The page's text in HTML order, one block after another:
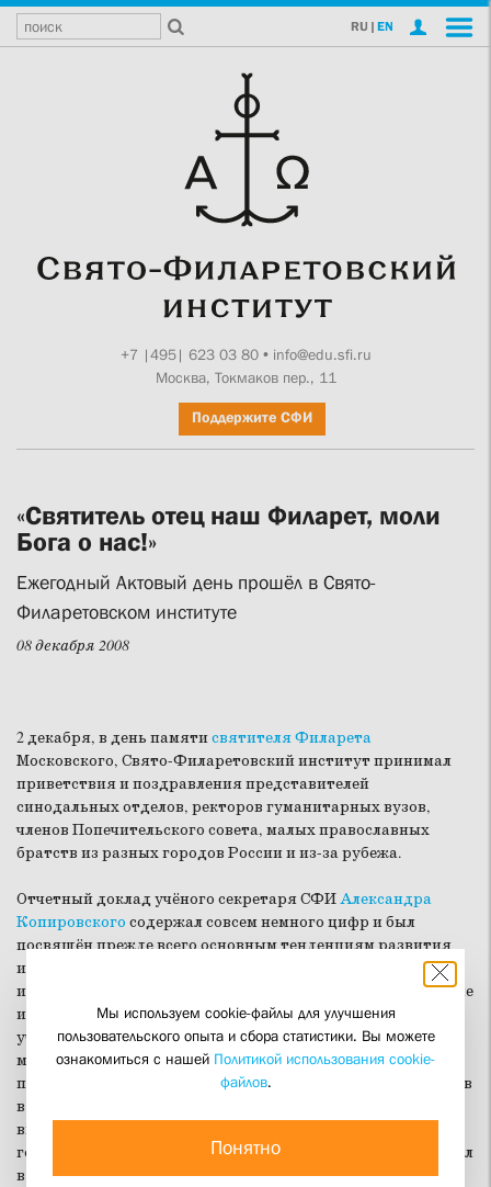
RU | EN
+7 |495| 623 03 80• info@edu.sfi.ru
Москва, Токмаков пер., 11
Поддержите СФИ
«Святитель отец наш Филарет, моли
Бога о нас!»
Ежегодный Актовый день прошёл в Свято-
Филаретовском институте
08 декабря 2008
2 декабря, в день памятисвятителя Филарета
Московского, Свято-Филаретовский институт принимал
приветствия и поздравления представителей
синодальных отделов, ректоров гуманитарных вузов,
членов Попечительского совета, малых православных
братств из разных городов России и из-за рубежа.
Отчетный доклад учёного секретаря СФИАлександра
Копировского содержал совсем немного цифр и был
посвящён прежде всего основным тенденциям развития
института. Главной из них в последнем году стала
интеграция в общий образовательный процесс, в том числе
и активное взаимодействие с другими вузами и научными
учреждениями. Институт успешно провёл академическую
международную научно-богословскую конференцию по
проблемам образования, собравшую лучших специалистов
в этой области, студенческие «Сретенские чтения», где
выступали представители православных вузов из разных
городов России и ближнего зарубежья, активно участвовал
в двадцати конференциях в разных странах мира, в том
Мы используем cookie-файлы для улучшения
пользовательского опыта и сбора статистики. Вы можете
ознакомиться с нашей Политикой использования cookie-
файлов.
Понятно